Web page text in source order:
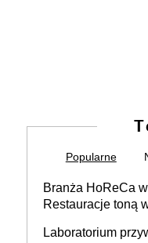
Popularne
Branża HoReCa
Restauracje toną
Laboratorium